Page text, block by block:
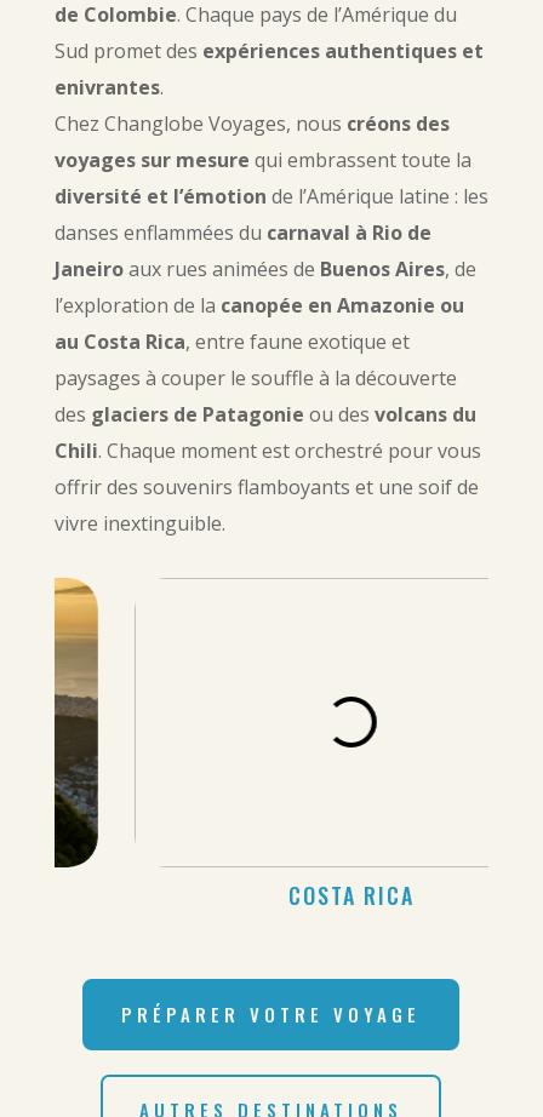
de Colombie. Chaque pays de l’Amérique du
Sud promet des expériences authentiques et
enivrantes.
Chez Changlobe Voyages, nous créons des
voyages sur mesure qui embrassent toute la
diversité et l’émotion de l’Amérique latine : les
danses enflammées du carnaval à Rio de
Janeiroaux rues animées de Buenos Aires, de
l’exploration de la canopée en Amazonie ou
au Costa Rica, entre faune exotique et
paysages à couper le souffle à la découverte
des glaciers de Patagonie ou des volcans du
Chili. Chaque moment est orchestré pour vous
offrir des souvenirs flamboyants et une soif de
vivre inextinguible.
COSTA RICA
PRÉPARER VOTRE VOYAGE
AUTRES DESTINATIONS